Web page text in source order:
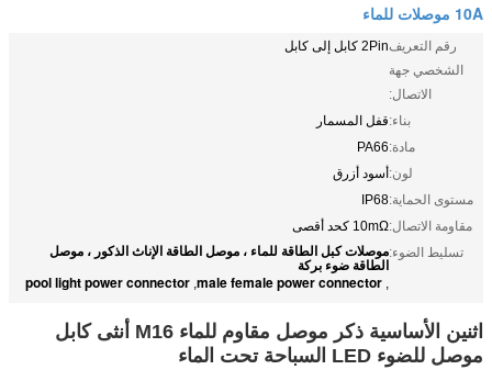
10A موصلات للماء
رقم التعريف
الشخصي جهة
الاتصال:
2Pin كابل إلى كابل
بناء:قفل المسمار
مادة:PA66
لون:أسود أزرق
مستوى الحماية:IP68
مقاومة الاتصال:10mΩ كحد أقصى
تسليط الضوء:موصلات كبل الطاقة للماء ، موصل الطاقة الإناث الذكور ، موصل
الطاقة ضوء بركة
,
male female power connector
,
pool light power connector
اثنين الأساسية ذكر موصل مقاوم للماء M16 أنثى كابل
موصل للضوء LED السباحة تحت الماء